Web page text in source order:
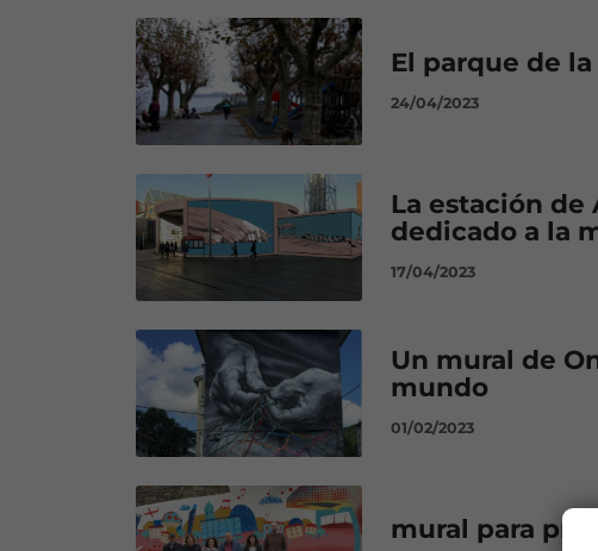
El parque de
24/04/2023
La estación
dedicado a la
17/04/2023
Un mural de
mundo
01/02/2023
mural para